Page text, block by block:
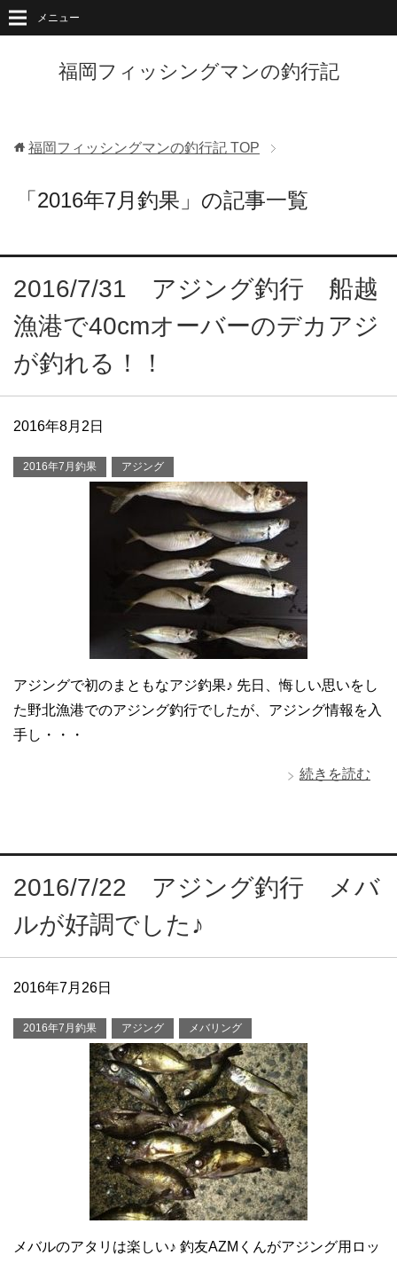
福岡フィッシングマンの釣行記
メニュー
福岡フィッシングマンの釣行記 TOP
「2016年7月釣果」の記事一覧
2016/7/31 アジング釣行 船越
漁港で40cmオーバーのデカアジ
が釣れる！！
2016年8月2日
2016年7月釣果 アジング
アジングで初のまともなアジ釣果♪ 先日、悔しい思いをし
た野北漁港でのアジング釣行でしたが、アジング情報を入
手し・・・
続きを読む
2016/7/22 アジング釣行 メバ
ルが好調でした♪
2016年7月26日
2016年7月釣果 アジング メバリング
メバルのアタリは楽しい♪ 釣友AZMくんがアジング用ロッ